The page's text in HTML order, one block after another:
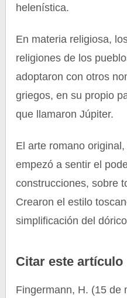
helenística.
En materia religiosa,
religiones de los
adoptaron con otros
griegos, en su propio
que llamaron Júpiter.
El arte romano
empezó a sentir el
construcciones, sobre
Crearon el estilo
simplificación del
Citar este artículo
Fingermann, H. (15 de